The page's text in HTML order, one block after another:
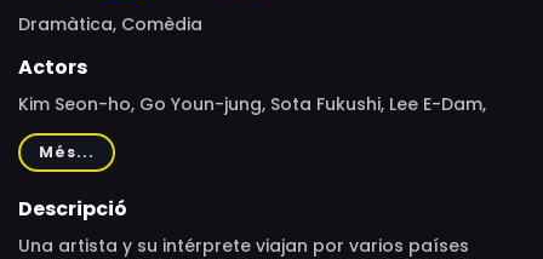
Dramàtica, Comèdia
Actors
Kim Seon-ho, Go Youn-jung, Sota Fukushi, Lee E-Dam,
Choi Woo-sung, Lee E-dam
Més...
Descripció
Una artista y su intérprete viajan por varios países